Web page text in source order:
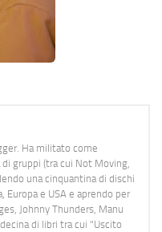
Ha militato come
gruppi (tra cui Not Moving,
una cinquantina di dischi
e USA e aprendo per
Johnny Thunders, Manu
di libri tra cui "Uscito